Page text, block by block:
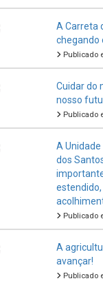
A Carreta
chegando
Publicado
Cuidar do
nosso
Publicado
A
dos
Publicado
A
avançar!
Publicado